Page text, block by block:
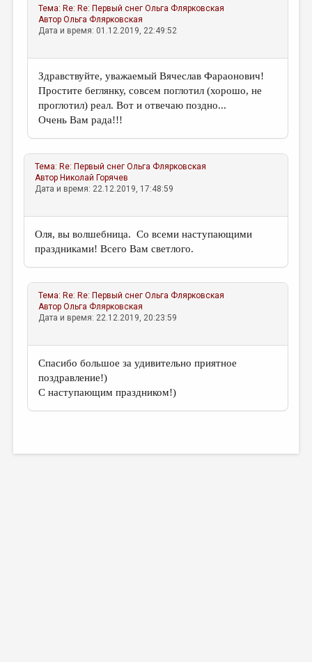
Тема: Re: Re: Первый снег Ольга Флярковская
АвторОльга Флярковская
Дата и время: 01.12.2019, 22:49:52
Здравствуйте, уважаемый Вячеслав Фараонович!
Простите беглянку, совсем поглотил (хорошо, не
проглотил) реал. Вот и отвечаю поздно...
Очень Вам рада!!!
Тема: Re: Первый снег Ольга Флярковская
Автор Николай Горячев
Дата и время: 22.12.2019, 17:48:59
Оля, вы волшебница. Со всеми наступающими
праздниками! Всего Вам светлого.
Тема: Re: Re: Первый снег Ольга Флярковская
АвторОльга Флярковская
Дата и время: 22.12.2019, 20:23:59
Спасибо большое за удивительно приятное
поздравление!)
С наступающим праздником!)